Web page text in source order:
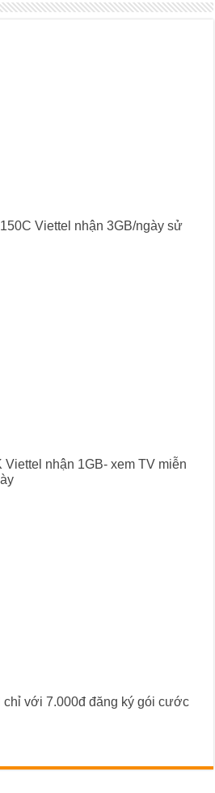
Viettel nhận 3GB/ngày sử
nhận 1GB- xem TV miễn
với 7.000đ đăng ký gói cước